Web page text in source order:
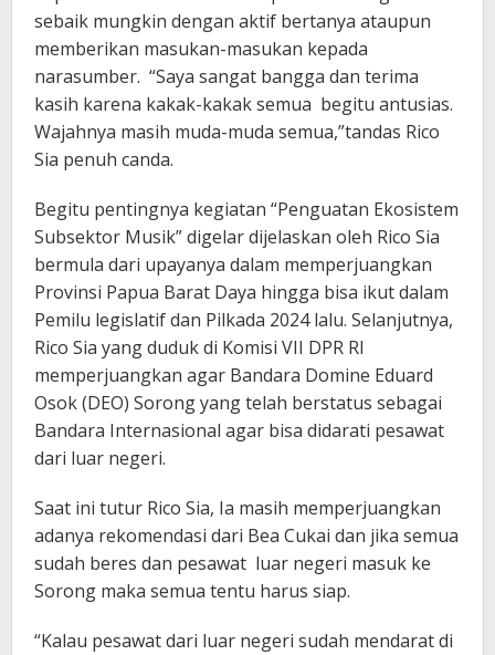
sebaik mungkin dengan aktif bertanya ataupun
memberikan masukan-masukan kepada
narasumber. “Saya sangat bangga dan terima
kasih karena kakak-kakak semua begitu antusias.
Wajahnya masih muda-muda semua,”tandas Rico
Sia penuh canda.
Begitu pentingnya kegiatan “Penguatan Ekosistem
Subsektor Musik” digelar dijelaskan oleh Rico Sia
bermula dari upayanya dalam memperjuangkan
Provinsi Papua Barat Daya hingga bisa ikut dalam
Pemilu legislatif dan Pilkada 2024 lalu. Selanjutnya,
Rico Sia yang duduk di Komisi VII DPR RI
memperjuangkan agar Bandara Domine Eduard
Osok (DEO) Sorong yang telah berstatus sebagai
Bandara Internasional agar bisa didarati pesawat
dari luar negeri.
Saat ini tutur Rico Sia, Ia masih memperjuangkan
adanya rekomendasi dari Bea Cukai dan jika semua
sudah beres dan pesawat luar negeri masuk ke
Sorong maka semua tentu harus siap.
“Kalau pesawat dari luar negeri sudah mendarat di